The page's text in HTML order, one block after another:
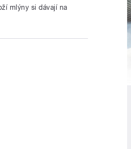
mlýny si dávají na